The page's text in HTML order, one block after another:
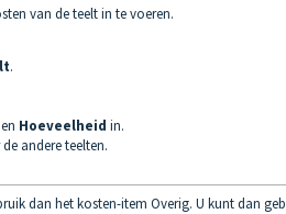
van de teelt in te voeren.
.
en Hoeveelheid in.
andere teelten.
dan het kosten-item Overig. U kunt dan